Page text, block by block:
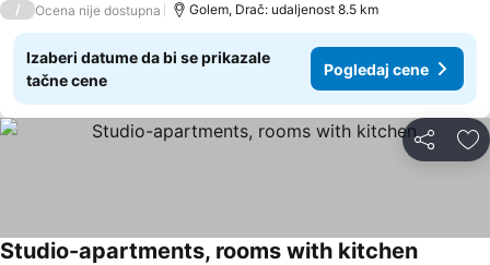
/ Ocena nije dostupna Golem, Drač: udaljenost 8.5 km
Izaberi datume da bi se prikazale
tačne cene
Pogledaj cene
Deli
Studio-apartments, rooms with kitchen